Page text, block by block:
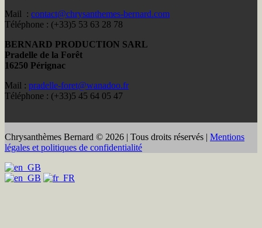
Mail : contact@chrysanthemes-bernard.com
Téléphone : (+33)5 53 63 28 78
BERNARD PRODUCTION SARL
Pradelle de la Forêt
16250 Pérignac
Mail : pradelle-foret@wanadoo.fr
Téléphone : (+33)5 45 64 05 47
Chrysanthèmes Bernard © 2026 | Tous droits réservés | Mentions
légales et politiques de confidentialité